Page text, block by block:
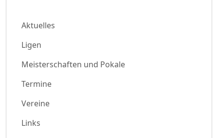
Aktuelles
Ligen
Meisterschaften und Pokale
Termine
Vereine
Links